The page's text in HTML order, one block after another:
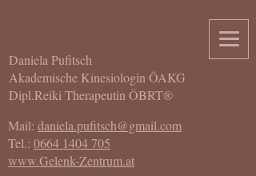
Daniela Pufitsch
Akademische Kinesiologin ÖAKG
Dipl.Reiki Therapeutin ÖBRT®
Mail: daniela.pufitsch@gmail.com
Tel.: 0664 1404 705
www.Gelenk-Zentrum.at